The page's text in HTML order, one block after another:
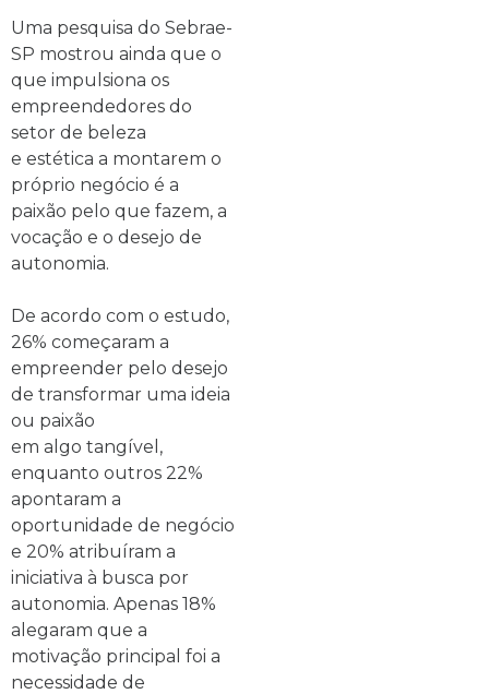
Uma pesquisa do Sebrae-
SP mostrou ainda que o
que impulsiona os
empreendedores do
setor de beleza
e estética a montarem o
próprio negócio é a
paixão pelo que fazem, a
vocação e o desejo de
autonomia.
De acordo com o estudo,
26% começaram a
empreender pelo desejo
de transformar uma ideia
ou paixão
em algo tangível,
enquanto outros 22%
apontaram a
oportunidade de negócio
e 20% atribuíram a
iniciativa à busca por
autonomia. Apenas 18%
alegaram que a
motivação principal foi a
necessidade de